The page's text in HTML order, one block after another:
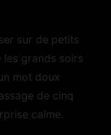
sur de petits
les grands soirs
mot doux
de cinq
calme.